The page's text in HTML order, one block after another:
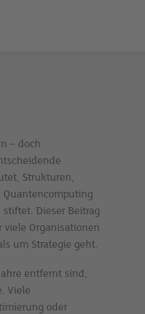
– doch
Strukturen,
Quantencomputing
Dieser Beitrag
viele Organisationen
um Strategie geht.
entfernt sind,
Viele
oder